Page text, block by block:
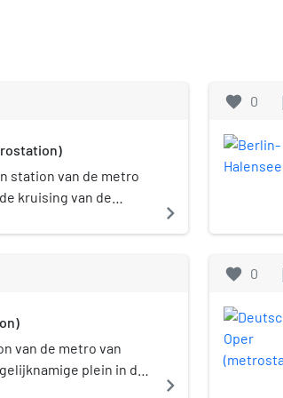
station van de metro
kruising van de
Het werd op 28
de U7.
eerste
aangelegd. Iets ten
ligt station Berlin-
navigate_next
van de metro van
plein in de
navigate_next
favorite 0
favorite 0